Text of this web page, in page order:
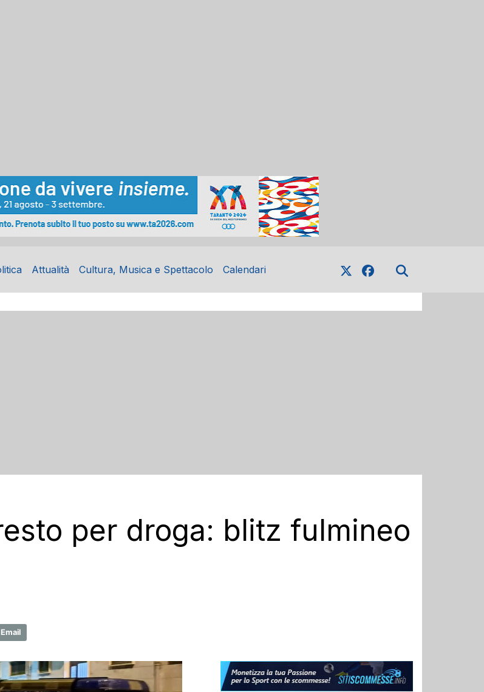
Attualità Cultura, Musica e Spettacolo Calendari
per droga: blitz fulmineo
Email